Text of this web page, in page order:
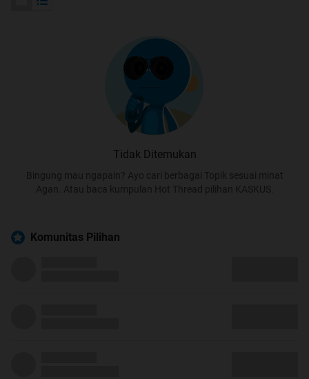
Tidak Ditemukan
Bingung mau ngapain? Ayo cari berbagai Topik sesuai minat
Agan. Atau baca kumpulan Hot Thread pilihan KASKUS.
Komunitas Pilihan